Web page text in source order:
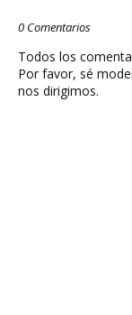
0 Comentarios
Todos los
Por favor, sé
nos dirigimos.